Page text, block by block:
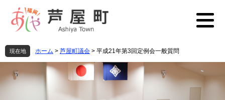
先
頭
す
を
飛
し
現在地 ホーム > 芦屋町議会 > 平成21年第3回定例会一般質問